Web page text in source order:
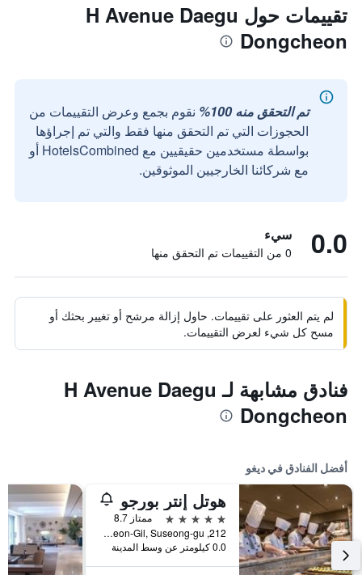
تقييمات حول H Avenue Daegu
Dongcheon
تم التحقق منه 100%
نقوم بجمع وعرض التقييمات من
الحجوزات التي تم التحقق منها فقط والتي تم إجراؤها
بواسطة مستخدمين حقيقيين مع HotelsCombined أو
مع شركائنا الخارجيين الموثوقين.
0.0 سيء
0 من التقييمات تم التحقق منها
لم يتم العثور على تقييمات. حاول إزالة مرشح أو تغيير بحثك أو
مسح كل شيء لعرض التقييمات.
فنادق مشابهة لـ H Avenue Daegu
Dongcheon
أفضل الفنادق في ديغو
هوتل إنتر بورجو
5 نجوم
ممتاز 8.7
212, Palhyeon-Gil, Suseong-gu, ديغو, كوريا الجنوبية
0.0 كيلومتر عن وسط المدينة